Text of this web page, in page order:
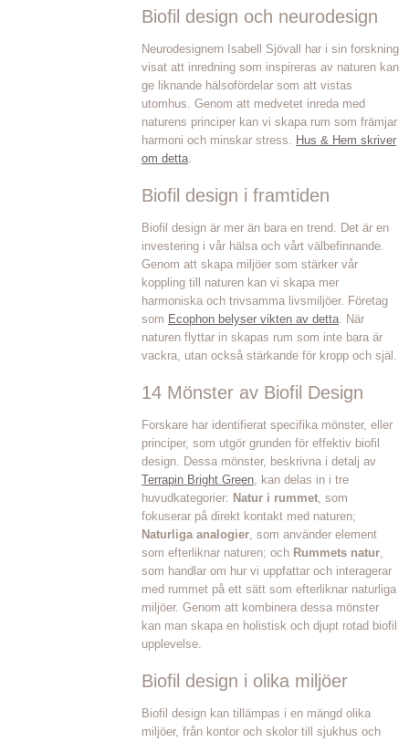
Biofil design och neurodesign
Neurodesignern Isabell Sjövall har i sin forskning
visat att inredning som inspireras av naturen kan
ge liknande hälsofördelar som att vistas
utomhus. Genom att medvetet inreda med
naturens principer kan vi skapa rum som främjar
harmoni och minskar stress. Hus & Hem skriver
om detta.
Biofil design i framtiden
Biofil design är mer än bara en trend. Det är en
investering i vår hälsa och vårt välbefinnande.
Genom att skapa miljöer som stärker vår
koppling till naturen kan vi skapa mer
harmoniska och trivsamma livsmiljöer. Företag
som Ecophon belyser vikten av detta. När
naturen flyttar in skapas rum som inte bara är
vackra, utan också stärkande för kropp och själ.
14 Mönster av Biofil Design
Forskare har identifierat specifika mönster, eller
principer, som utgör grunden för effektiv biofil
design. Dessa mönster, beskrivna i detalj av
Terrapin Bright Green, kan delas in i tre
huvudkategorier: Natur i rummet, som
fokuserar på direkt kontakt med naturen;
Naturliga analogier, som använder element
som efterliknar naturen; och Rummets natur,
som handlar om hur vi uppfattar och interagerar
med rummet på ett sätt som efterliknar naturliga
miljöer. Genom att kombinera dessa mönster
kan man skapa en holistisk och djupt rotad biofil
upplevelse.
Biofil design i olika miljöer
Biofil design kan tillämpas i en mängd olika
miljöer, från kontor och skolor till sjukhus och